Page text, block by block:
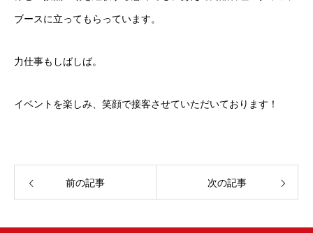
ブースに立ってもらっています。
力仕事もしばしば。
イベントを楽しみ、笑顔で接客させていただいております！
前の記事 次の記事